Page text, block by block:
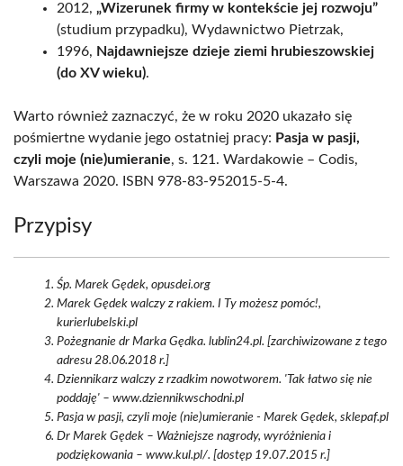
2012, „Wizerunek firmy w kontekście jej rozwoju”
(studium przypadku), Wydawnictwo Pietrzak,
1996, Najdawniejsze dzieje ziemi hrubieszowskiej
(do XV wieku).
Warto również zaznaczyć, że w roku 2020 ukazało się
pośmiertne wydanie jego ostatniej pracy: Pasja w pasji,
czyli moje (nie)umieranie, s. 121. Wardakowie – Codis,
Warszawa 2020. ISBN 978-83-952015-5-4.
Przypisy
Śp. Marek Gędek, opusdei.org
Marek Gędek walczy z rakiem. I Ty możesz pomóc!,
kurierlubelski.pl
Pożegnanie dr Marka Gędka. lublin24.pl. [zarchiwizowane z tego
adresu 28.06.2018 r.]
Dziennikarz walczy z rzadkim nowotworem. 'Tak łatwo się nie
poddaję' – www.dziennikwschodni.pl
Pasja w pasji, czyli moje (nie)umieranie - Marek Gędek, sklepaf.pl
Dr Marek Gędek – Ważniejsze nagrody, wyróżnienia i
podziękowania – www.kul.pl/. [dostęp 19.07.2015 r.]